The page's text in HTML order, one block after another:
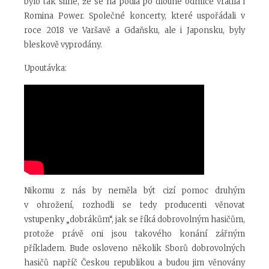
Romina Power. Společné koncerty, které uspořádali v
roce 2018 ve Varšavě a Gdaňsku, ale i Japonsku, byly
bleskově vyprodány.
Upoutávka:
Nikomu z nás by neměla být cizí pomoc druhým
v ohrožení, rozhodli se tedy producenti věnovat
vstupenky „dobrákům“, jak se říká dobrovolným hasičům,
protože právě oni jsou takového konání zářným
příkladem. Bude osloveno několik Sborů dobrovolných
hasičů napříč Českou republikou a budou jim věnovány